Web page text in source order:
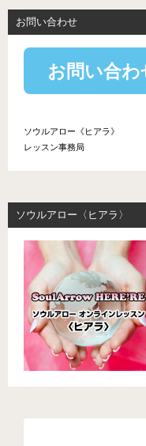
お問い合わせ
お問い合わ
ソウルアロー《ヒアラ》
レッスン事務局
ソウルアロー〈ヒアラ〉